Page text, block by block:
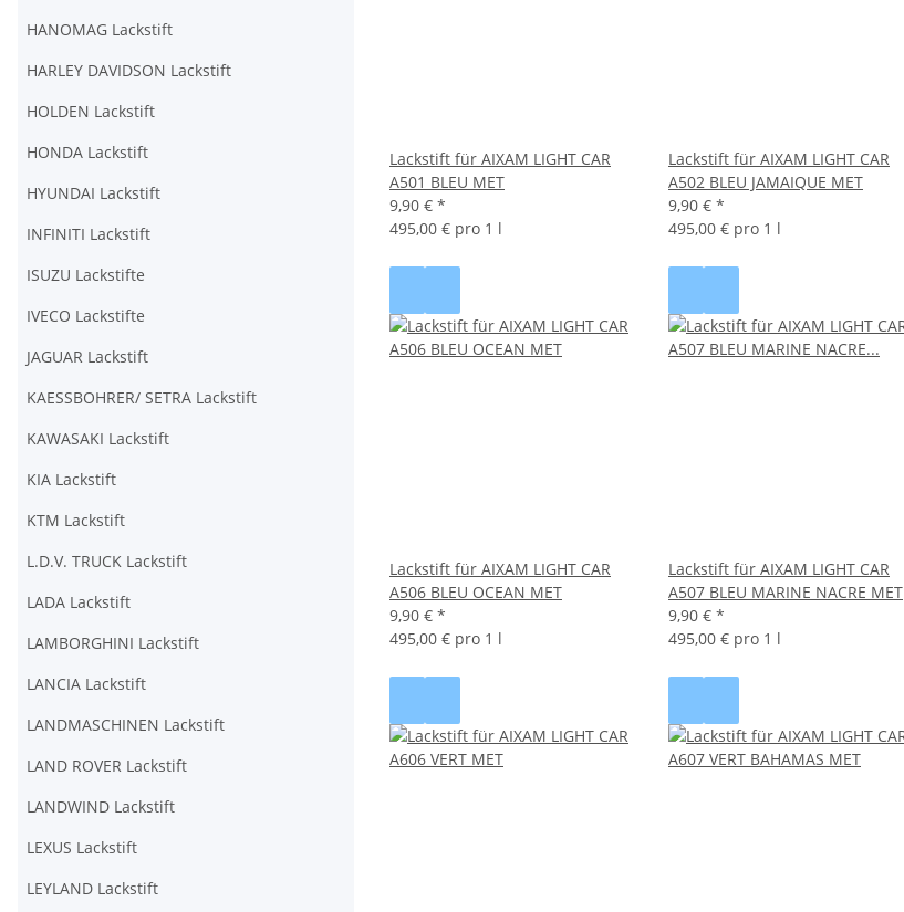
Lackstift für AIXAM LIGHT CAR
A501 BLEU MET
9,90 € *
495,00 € pro 1 l
Lackstift für AIXAM LIGHT CAR
A502 BLEU JAMAIQUE MET
9,90 € *
495,00 € pro 1 l
Lackstift für AIXAM LIGHT CAR
A506 BLEU OCEAN MET
9,90 € *
495,00 € pro 1 l
Lackstift für AIXAM LIGHT CAR
A507 BLEU MARINE NACRE MET
9,90 € *
495,00 € pro 1 l
HANOMAG Lackstift
HARLEY DAVIDSON Lackstift
HOLDEN Lackstift
HONDA Lackstift
HYUNDAI Lackstift
INFINITI Lackstift
ISUZU Lackstifte
IVECO Lackstifte
JAGUAR Lackstift
KAESSBOHRER/ SETRA Lackstift
KAWASAKI Lackstift
KIA Lackstift
KTM Lackstift
L.D.V. TRUCK Lackstift
LADA Lackstift
LAMBORGHINI Lackstift
LANCIA Lackstift
LANDMASCHINEN Lackstift
LAND ROVER Lackstift
LANDWIND Lackstift
LEXUS Lackstift
LEYLAND Lackstift